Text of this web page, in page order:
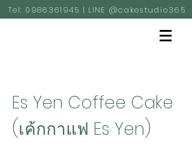
Tel: 0986361945 | LINE @cakestudio365
Es Yen Coffee Cake
(เค้กกาแฟ Es Yen)